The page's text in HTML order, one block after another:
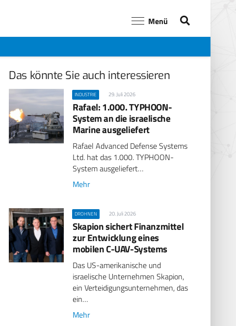
Menü
Das könnte Sie auch interessieren
INDUSTRIE 29. Juli 2026
Rafael: 1.000. TYPHOON-
System an die israelische
Marine ausgeliefert
Rafael Advanced Defense Systems
Ltd. hat das 1.000. TYPHOON-
System ausgeliefert…
Mehr
DROHNEN 20. Juli 2026
Skapion sichert Finanzmittel
zur Entwicklung eines
mobilen C-UAV-Systems
Das US-amerikanische und
israelische Unternehmen Skapion,
ein Verteidigungsunternehmen, das
ein…
Mehr